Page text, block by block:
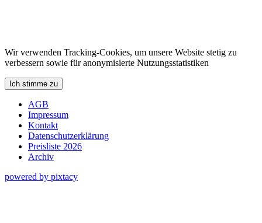
Wir verwenden Tracking-Cookies, um unsere Website stetig zu
verbessern sowie für anonymisierte Nutzungsstatistiken
Ich stimme zu
AGB
Impressum
Kontakt
Datenschutzerklärung
Preisliste 2026
Archiv
powered by pixtacy